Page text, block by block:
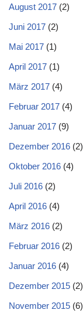
August 2017 (2)
Juni 2017 (2)
Mai 2017 (1)
April 2017 (1)
März 2017 (4)
Februar 2017 (4)
Januar 2017 (9)
Dezember 2016 (2)
Oktober 2016 (4)
Juli 2016 (2)
April 2016 (4)
März 2016 (2)
Februar 2016 (2)
Januar 2016 (4)
Dezember 2015 (2)
November 2015 (6)